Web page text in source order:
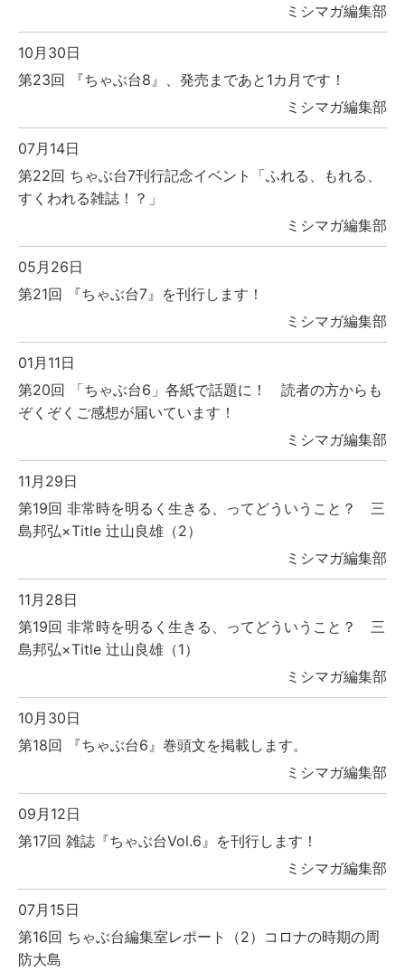
ミシマガ編集部
10月30日
第23回 『ちゃぶ台8』、発売まであと1カ月です！
ミシマガ編集部
07月14日
第22回 ちゃぶ台7刊行記念イベント「ふれる、もれる、
すくわれる雑誌！？」
ミシマガ編集部
05月26日
第21回 『ちゃぶ台7』を刊行します！
ミシマガ編集部
01月11日
第20回 「ちゃぶ台6」各紙で話題に！ 読者の方からも
ぞくぞくご感想が届いています！
ミシマガ編集部
11月29日
第19回 非常時を明るく生きる、ってどういうこと？ 三
島邦弘×Title 辻山良雄（2）
ミシマガ編集部
11月28日
第19回 非常時を明るく生きる、ってどういうこと？ 三
島邦弘×Title 辻山良雄（1）
ミシマガ編集部
10月30日
第18回 『ちゃぶ台6』巻頭文を掲載します。
ミシマガ編集部
09月12日
第17回 雑誌『ちゃぶ台Vol.6』を刊行します！
ミシマガ編集部
07月15日
第16回 ちゃぶ台編集室レポート（2）コロナの時期の周
防大島